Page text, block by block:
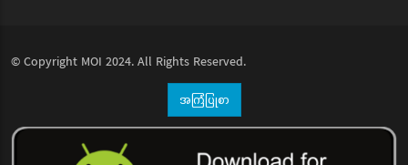
© Copyright MOI 2024. All Rights Reserved.
အကြံပြုစာ